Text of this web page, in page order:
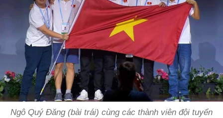
Ngô Quý Đăng (bài trái) cùng các thành viên đội tuyển